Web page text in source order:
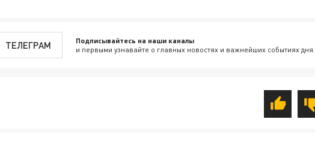
ТЕЛЕГРАМ Подписывайтесь на наши каналы
и первыми узнавайте о главных новостях и важнейших событиях дня.